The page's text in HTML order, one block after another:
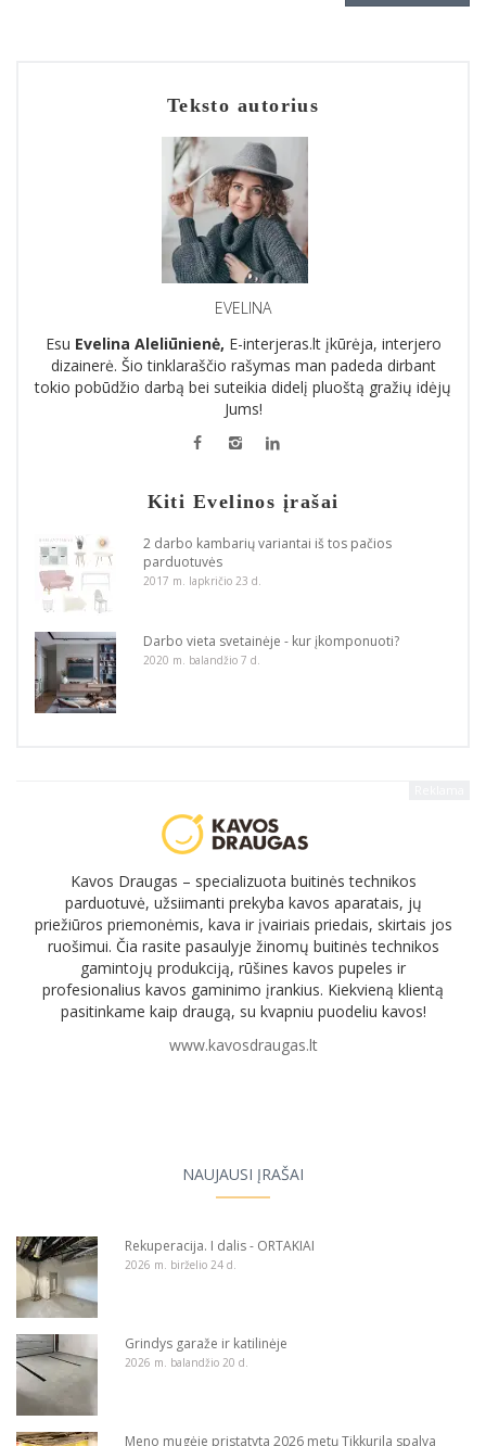
NAUJAUSI ĮRAŠAI
Rekuperacija. I dalis - ORTAKIAI
2026 m. birželio 24 d.
Grindys garaže ir katilinėje
2026 m. balandžio 20 d.
Meno mugėje pristatyta 2026 metų Tikkurila spalva
Teksto autorius
EVELINA
Esu Evelina Aleliūnienė, E-interjeras.lt įkūrėja, interjero
dizainerė. Šio tinklaraščio rašymas man padeda dirbant
tokio pobūdžio darbą bei suteikia didelį pluoštą gražių idėjų
Jums!
Kiti Evelinos įrašai
2 darbo kambarių variantai iš tos pačios
parduotuvės
2017 m. lapkričio 23 d.
Darbo vieta svetainėje - kur įkomponuoti?
2020 m. balandžio 7 d.
Kavos Draugas – specializuota buitinės technikos
parduotuvė, užsiimanti prekyba kavos aparatais, jų
priežiūros priemonėmis, kava ir įvairiais priedais, skirtais jos
ruošimui. Čia rasite pasaulyje žinomų buitinės technikos
gamintojų produkciją, rūšines kavos pupeles ir
profesionalius kavos gaminimo įrankius. Kiekvieną klientą
pasitinkame kaip draugą, su kvapniu puodeliu kavos!
www.kavosdraugas.lt